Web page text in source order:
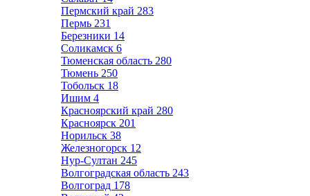
Пермский край 283
Пермь 231
Березники 14
Соликамск 6
Тюменская область 280
Тюмень 250
Тобольск 18
Ишим 4
Красноярский край 280
Красноярск 201
Норильск 38
Железногорск 12
Нур-Султан 245
Волгоградская область 243
Волгоград 178